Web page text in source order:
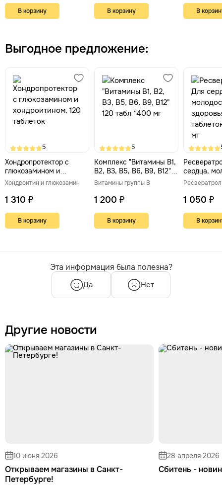
В корзину В корзину В
Выгодное предложение:
5
Хондропротектор с
глюкозамином и
хондроитином, 120
таблеток
Хондроитин и глюкозамин
1 310 ₽
В корзину
5
Комплекс "Витамины В1,
В2, В3, В5, В6, В9, В12"
120 табл *400 мг
Витамины группы В
1 200 ₽
В корзину
сердца,
здоровья.
по 550 мг
Ресвератрол
1 050 ₽
В
Эта информация была полезна?
Да Нет
Другие новости
10 июня 2026
Открываем магазины в Санкт-
Петербурге!
28 апреля 2026
Сбитень -